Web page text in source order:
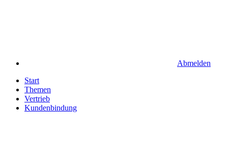
Abmelden
Start
Themen
Vertrieb
Kundenbindung